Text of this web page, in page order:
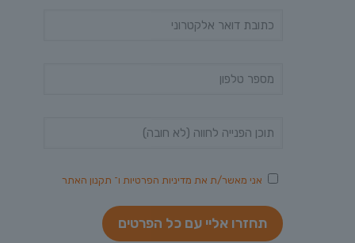
אני מאשר/ת את מדיניות הפרטיות ו־ תקנון האתר